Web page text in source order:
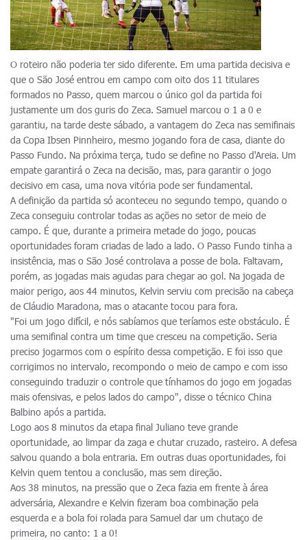
O roteiro não poderia ter sido diferente. Em uma partida decisiva e
que o São José entrou em campo com oito dos 11 titulares
formados no Passo, quem marcou o único gol da partida foi
justamente um dos guris do Zeca. Samuel marcou o 1 a 0 e
garantiu, na tarde deste sábado, a vantagem do Zeca nas semifinais
da Copa Ibsen Pinnheiro, mesmo jogando fora de casa, diante do
Passo Fundo. Na próxima terça, tudo se define no Passo d'Areia. Um
empate garantirá o Zeca na decisão, mas, para garantir o jogo
decisivo em casa, uma nova vitória pode ser fundamental.
A definição da partida só aconteceu no segundo tempo, quando o
Zeca conseguiu controlar todas as ações no setor de meio de
campo. É que, durante a primeira metade do jogo, poucas
oportunidades foram criadas de lado a lado. O Passo Fundo tinha a
insistência, mas o São José controlava a posse de bola. Faltavam,
porém, as jogadas mais agudas para chegar ao gol. Na jogada de
maior perigo, aos 44 minutos, Kelvin serviu com precisão na cabeça
de Cláudio Maradona, mas o atacante tocou para fora.
"Foi um jogo difícil, e nós sabíamos que teríamos este obstáculo. É
uma semifinal contra um time que cresceu na competição. Seria
preciso jogarmos com o espírito dessa competição. E foi isso que
corrigimos no intervalo, recompondo o meio de campo e com isso
conseguindo traduzir o controle que tínhamos do jogo em jogadas
mais ofensivas, e pelos lados do campo", disse o técnico China
Balbino após a partida.
Logo aos 8 minutos da etapa final Juliano teve grande
oportunidade, ao limpar da zaga e chutar cruzado, rasteiro. A defesa
salvou quando a bola entraria. Em outras duas oportunidades, foi
Kelvin quem tentou a conclusão, mas sem direção.
Aos 38 minutos, na pressão que o Zeca fazia em frente à área
adversária, Alexandre e Kelvin fizeram boa combinação pela
esquerda e a bola foi rolada para Samuel dar um chutaço de
primeira, no canto: 1 a 0!